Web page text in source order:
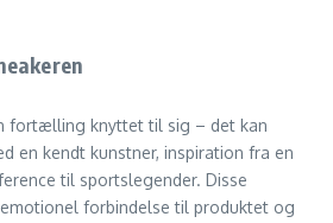
fortælling knyttet til sig – det kan
en kendt kunstner, inspiration fra en
til sportslegender. Disse
forbindelse til produktet og